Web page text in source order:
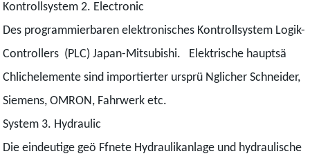
Kontrollsystem 2. Electronic
Des programmierbaren elektronisches Kontrollsystem Logik-
Controllers (PLC) Japan-Mitsubishi. Elektrische hauptsä
Chlichelemente sind importierter ursprü Nglicher Schneider,
Siemens, OMRON, Fahrwerk etc.
System 3. Hydraulic
Die eindeutige geö Ffnete Hydraulikanlage und hydraulische